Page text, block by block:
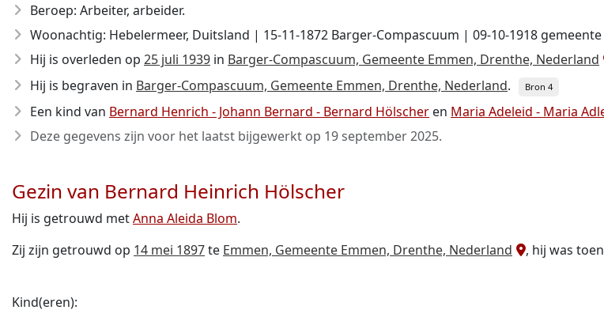
Beroep: Arbeiter, arbeider.
Woonachtig: Hebelermeer, Duitsland | 15-11-1872 Barger-Compascuum | 09-10-1918
Hij is overleden op 25 juli 1939 in Barger-Compascuum, Gemeente Emmen, Drenthe, Nederland
Hij is begraven in Barger-Compascuum, Gemeente Emmen, Drenthe, Nederland. Bron 4
Een kind van Bernard Henrich - Johann Bernard - Bernard Hölscher en Maria Adeleid - Maria
Deze gegevens zijn voor het laatst bijgewerkt op 19 september 2025.
Gezin van Bernard Heinrich Hölscher
Hij is getrouwd metAnna Aleida Blom.
Zij zijn getrouwd op 14 mei 1897te Emmen, Gemeente Emmen, Drenthe, Nederland , hij was
Kind(eren):